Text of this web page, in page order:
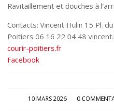
Ravitaillement et douches à
Contacts: Vincent Hulin 15 Pl.
Poitiers 06 16 22 04 48
courir-poitiers.fr
Facebook
10 MARS 2026
/ 0 /